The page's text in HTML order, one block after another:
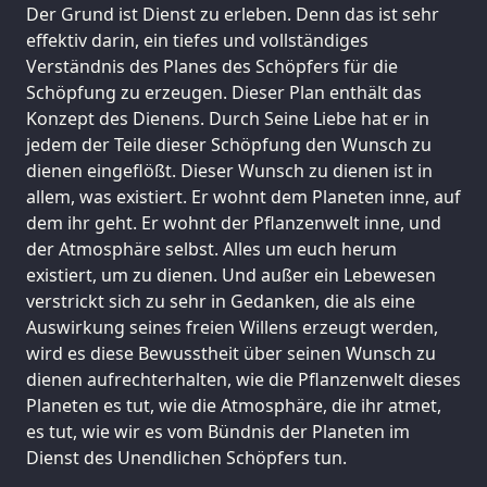
Der Grund ist Dienst zu erleben. Denn das ist sehr
effektiv darin, ein tiefes und vollständiges
Verständnis des Planes des Schöpfers für die
Schöpfung zu erzeugen. Dieser Plan enthält das
Konzept des Dienens. Durch Seine Liebe hat er in
jedem der Teile dieser Schöpfung den Wunsch zu
dienen eingeflößt. Dieser Wunsch zu dienen ist in
allem, was existiert. Er wohnt dem Planeten inne, auf
dem ihr geht. Er wohnt der Pflanzenwelt inne, und
der Atmosphäre selbst. Alles um euch herum
existiert, um zu dienen. Und außer ein Lebewesen
verstrickt sich zu sehr in Gedanken, die als eine
Auswirkung seines freien Willens erzeugt werden,
wird es diese Bewusstheit über seinen Wunsch zu
dienen aufrechterhalten, wie die Pflanzenwelt dieses
Planeten es tut, wie die Atmosphäre, die ihr atmet,
es tut, wie wir es vom Bündnis der Planeten im
Dienst des Unendlichen Schöpfers tun.